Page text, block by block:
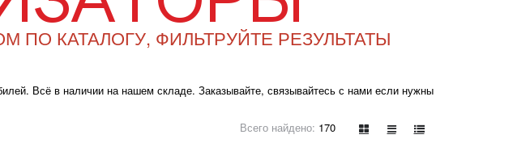
ПО КАТАЛОГУ, ФИЛЬТРУЙТЕ РЕЗУЛЬТАТЫ
Всё в наличии на нашем складе. Заказывайте, связывайтесь с нами если нужны
Всего найдено: 170